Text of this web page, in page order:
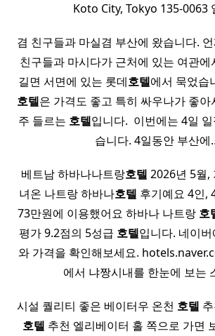
Koto City, Tokyo 135-0063
겸 친구들과 마실겸 부산에 왔습니다.
친구들과 마시다가 근처에 있는 여관에
길면 서면에 있는 롯데호텔에서 묵었습
호텔은 가격도 좋고 특히 싸우나가 좋
주 들르는 호텔입니다. ​ 이번에는 4일
습니다. 4일동안 부산
베트남 하바나나트랑호텔 2026년 5월,
녀온 나트랑 하바나호텔 후기예요 4인,
73만원에 이용했어요 하바나 나트랑 호
평가 9.2점의 5성급 호텔입니다. 네이
와 가격을 확인해보세요.
에서 냐짱시내를 한눈에 보는
시설 퀄리티 좋은 베이터우 온천 호텔
호텔 추천 엘리베이터 홀 쪽으로 가면